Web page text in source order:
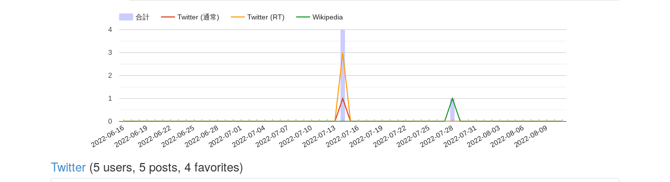
合計 Twitter (通常) Twitter (RT) Wikipedia
2022-06-162022-06-192022-06-222022-06-252022-06-282022-07-012022-07-042022-07-072022-07-102022-07-132022-07-162022-07-192022-07-222022-07-252022-07-282022-07-312022-08-032022-08-062022-08-09
0
1
2
3
4
Twitter (5 users, 5 posts, 4 favorites)